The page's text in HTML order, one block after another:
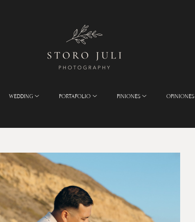
WEDDING PORTAFOLIO PINIONES OPINIONES